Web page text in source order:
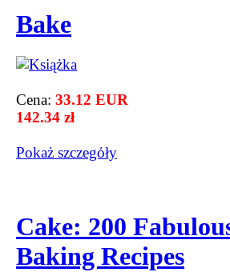
Bake
Cena: 33.12 EUR
142.34 zł
Pokaż szczegόły
Cake: 200
Baking Recipes